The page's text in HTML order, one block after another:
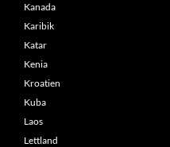
Kanada
Karibik
Katar
Kenia
Kroatien
Kuba
Laos
Lettland